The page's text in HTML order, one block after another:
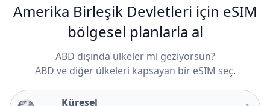
Amerika Birleşik Devletleri için eSIM
bölgesel planlarla al
ABD dışında ülkeler mi geziyorsun?
ABD ve diğer ülkeleri kapsayan bir eSIM seç.
Küresel